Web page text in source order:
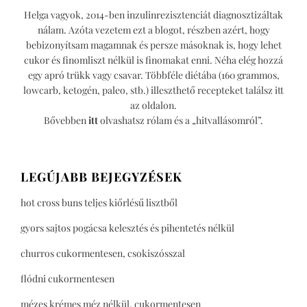
Helga vagyok, 2014-ben inzulinrezisztenciát diagnosztizáltak
nálam. Azóta vezetem ezt a blogot, részben azért, hogy
bebizonyítsam magamnak és persze másoknak is, hogy lehet
cukor és finomliszt nélkül is finomakat enni. Néha elég hozzá
egy apró trükk vagy csavar. Többféle diétába (160 grammos,
lowcarb, ketogén, paleo, stb.) illeszthető recepteket találsz itt
az oldalon.
Bővebben ittolvashatsz rólam és a „hitvallásomról”.
LEGÚJABB BEJEGYZÉSEK
hot cross buns teljes kiőrlésű lisztből
gyors sajtos pogácsa kelesztés és pihentetés nélkül
churros cukormentesen, csokiszósszal
flódni cukormentesen
mézes krémes méz nélkül, cukormentesen